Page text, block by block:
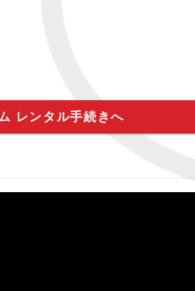
レンタル手続きへ